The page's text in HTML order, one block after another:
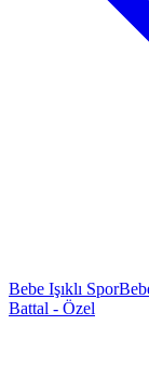
Bebe Işıklı Spor
Battal - Özel